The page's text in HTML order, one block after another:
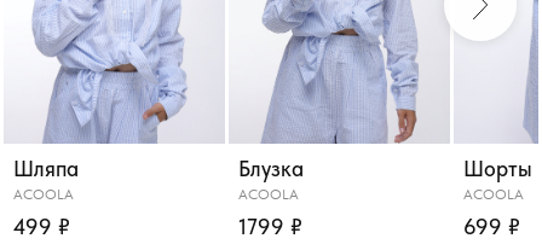
Шляпа
ACOOLA
499 ₽
Блузка
ACOOLA
1799 ₽
Шорты
ACOOLA
699 ₽